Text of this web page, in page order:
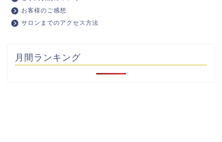
お客様のご感想
サロンまでのアクセス方法
月間ランキング